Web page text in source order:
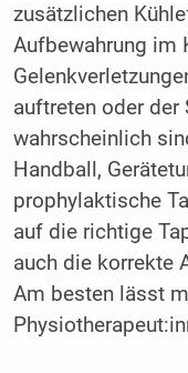
zusätzlichen
Aufbewahrung im
auftreten oder
wahrscheinlich
Handball,
prophylaktische
auf die richtige
auch die korrekte
Am besten lässt